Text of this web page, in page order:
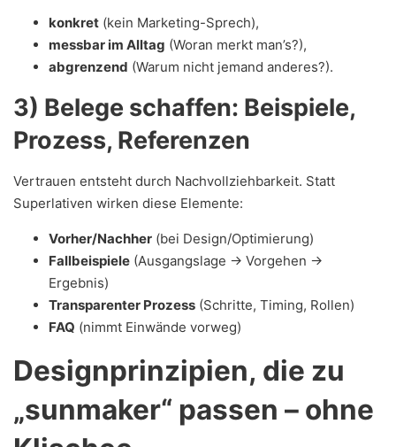
konkret (kein Marketing-Sprech),
messbar im Alltag (Woran merkt man’s?),
abgrenzend (Warum nicht jemand anderes?).
3) Belege schaffen: Beispiele,
Prozess, Referenzen
Vertrauen entsteht durch Nachvollziehbarkeit. Statt
Superlativen wirken diese Elemente:
Vorher/Nachher (bei Design/Optimierung)
Fallbeispiele (Ausgangslage → Vorgehen →
Ergebnis)
Transparenter Prozess (Schritte, Timing, Rollen)
FAQ (nimmt Einwände vorweg)
Designprinzipien, die zu
„sunmaker“ passen – ohne